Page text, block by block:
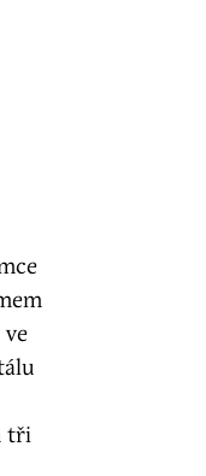
tři